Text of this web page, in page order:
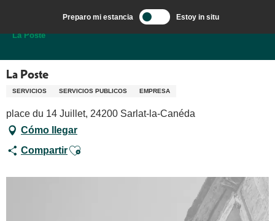
contenu
Preparo mi estancia Estoy in situ
Bienvenido a Sarlat en el corazón de la región de Dordoña.
La Poste
La Poste
SERVICIOS SERVICIOS PUBLICOS EMPRESA
place du 14 Juillet, 24200 Sarlat-la-Canéda
Cómo llegar
CompartirAjouter aux favoris